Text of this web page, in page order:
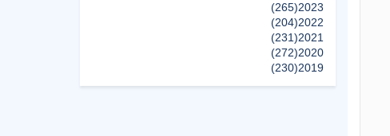
Movie Fans, and Epic Adventure Seekers
إظهار الكل
2023
(265)
2022
(204)
2021
(231)
2020
(272)
2019
(230)